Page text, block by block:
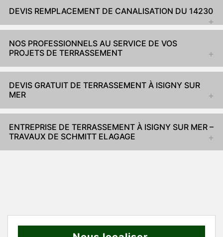
DEVIS REMPLACEMENT DE CANALISATION DU 14230
NOS PROFESSIONNELS AU SERVICE DE VOS
PROJETS DE TERRASSEMENT
DEVIS GRATUIT DE TERRASSEMENT À ISIGNY SUR
MER
ENTREPRISE DE TERRASSEMENT À ISIGNY SUR MER –
TRAVAUX DE SCHMITT ELAGAGE